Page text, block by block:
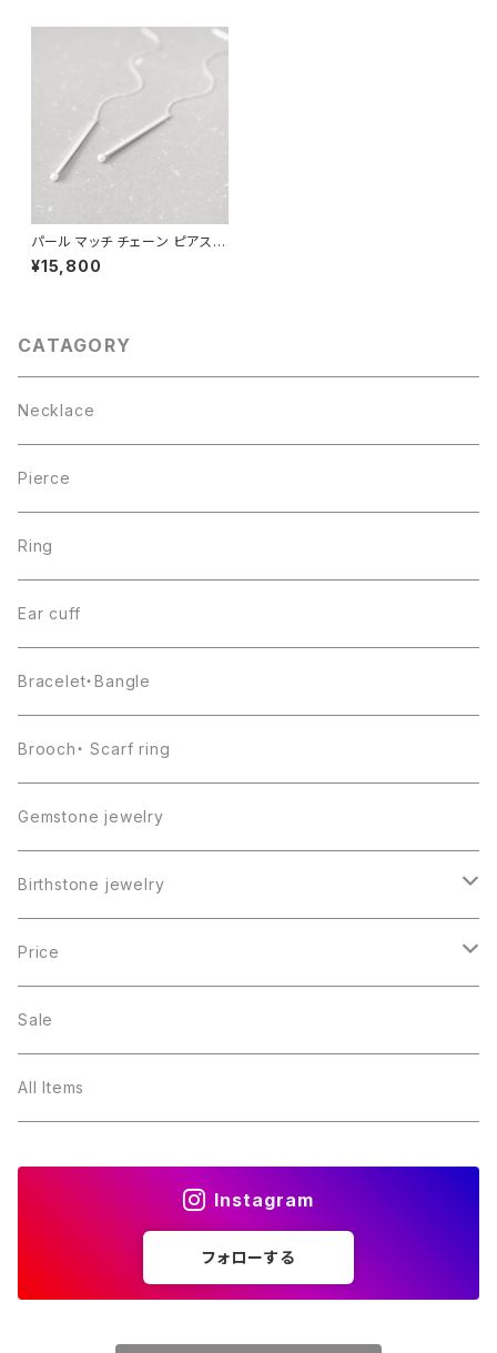
パール マッチ チェーン ピアス
シルバー925
¥15,800
CATAGORY
Necklace
Pierce
Ring
Ear cuff
Bracelet・Bangle
Brooch・ Scarf ring
Gemstone jewelry
Birthstone jewelry
１月・ガーネット
２月・アメジスト
３月・アクアマリン
Price
～5000円
～10000円
Sale
All Items
Instagram
フォローする